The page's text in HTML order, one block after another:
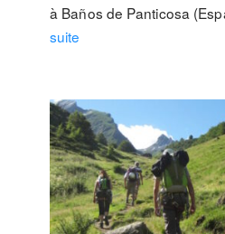
à Baños de Panticosa
suite